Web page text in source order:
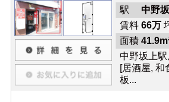
駅 中野
賃料 66万
面積
中野坂上
[居酒屋, 和
板...